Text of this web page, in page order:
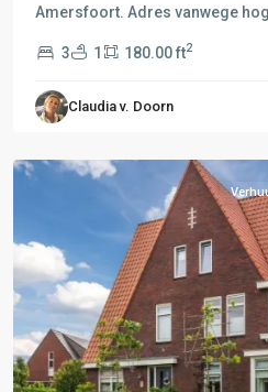
Amersfoort. Adres vanwege
3 1 180.00 ft2
Claudia v. Doorn
Putten-
E:
Amersfoort-
Hilversum,